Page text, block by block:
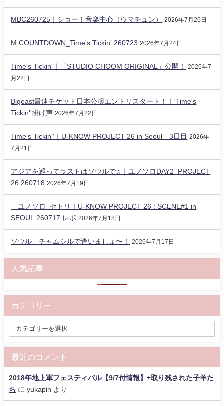
MBC260725｜ショー！音楽中心（ウマチュン） 2026年7月26日
M COUNTDOWN_Time's Tickin' 260723 2026年7月24日
Time's Tickin'｜「STUDIO CHOOM ORIGINAL」公開！
2026年7
月22日
Bigeast最速チケット日本公演エントリスタート！｜'Time's
Tickin''掛け声 2026年7月22日
Time's Tickin''｜U-KNOW PROJECT 26 in Seoul 3日目
2026年
7月21日
アジアを巡ってラストはソウルで♫｜ユノソロDAY2_PROJECT
26 260718 2026年7月19日
ユノソロ_セトリ｜U-KNOW PROJECT 26 : SCENE#1 in
SEOUL 260717 レポ 2026年7月18日
ソウル チャムシルで逢いましょ〜！ 2026年7月17日
人気記事
カテゴリー
最近のコメント
2018年地上軍フェスティバル【9/7付情報】+取り残された子羊た
ち に yukapin より